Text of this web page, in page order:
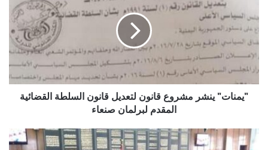
قانون
لتعديل
قانون
السلطة
القضائية
المقدم
لبرلمان
"يمنات" ينشر مشروع قانون لتعديل قانون السلطة القضائية
المقدم لبرلمان صنعاء
صنعاء